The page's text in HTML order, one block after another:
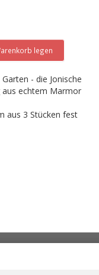
legen
- die Jonische
aus echtem Marmor
aus 3 Stücken fest